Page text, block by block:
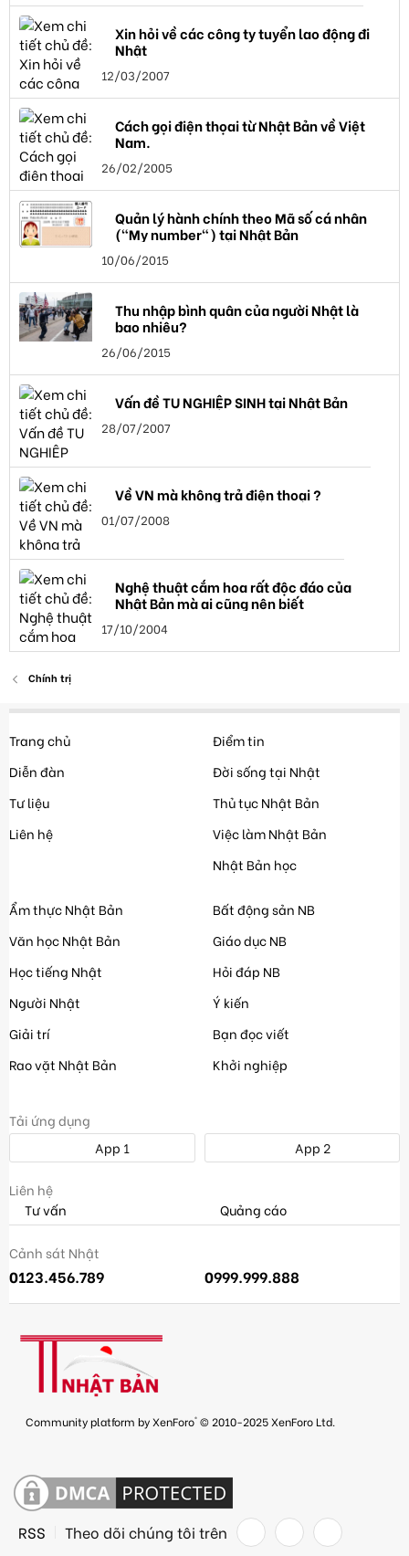
Xin hỏi về các công ty tuyển lao động đi
Nhật
12/03/2007
Cách gọi điện thọai từ Nhật Bản về Việt
Nam.
26/02/2005
Quản lý hành chính theo Mã số cá nhân
("My number") tại Nhật Bản
10/06/2015
Thu nhập bình quân của người Nhật là
bao nhiêu?
26/06/2015
Vấn đề TU NGHIỆP SINH tại Nhật Bản
28/07/2007
Về VN mà không trả điện thoại ?
01/07/2008
Nghệ thuật cắm hoa rất độc đáo của
Nhật Bản mà ai cũng nên biết
17/10/2004
Chính trị
Trang chủ
Diễn đàn
Tư liệu
Liên hệ
Điểm tin
Đời sống tại Nhật
Thủ tục Nhật Bản
Việc làm Nhật Bản
Nhật Bản học
Ẩm thực Nhật Bản
Văn học Nhật Bản
Học tiếng Nhật
Người Nhật
Giải trí
Rao vặt Nhật Bản
Bất động sản NB
Giáo dục NB
Hỏi đáp NB
Ý kiến
Bạn đọc viết
Khởi nghiệp
Tải ứng dụng
App 1
App 2
Liên hệ
Tư vấn
Quảng cáo
Cảnh sát Nhật
0123.456.789 0999.999.888
Community platform by XenForo® © 2010-2025 XenForo Ltd.
RSS Theo dõi chúng tôi trên